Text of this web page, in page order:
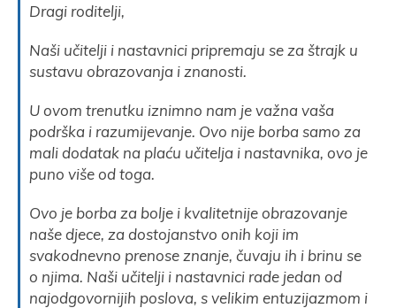
Dragi roditelji,
Naši učitelji i nastavnici pripremaju se za štrajk u
sustavu obrazovanja i znanosti.
U ovom trenutku iznimno nam je važna vaša
podrška i razumijevanje. Ovo nije borba samo za
mali dodatak na plaću učitelja i nastavnika, ovo je
puno više od toga.
Ovo je borba za bolje i kvalitetnije obrazovanje
naše djece, za dostojanstvo onih koji im
svakodnevno prenose znanje, čuvaju ih i brinu se
o njima. Naši učitelji i nastavnici rade jedan od
najodgovornijih poslova, s velikim entuzijazmom i